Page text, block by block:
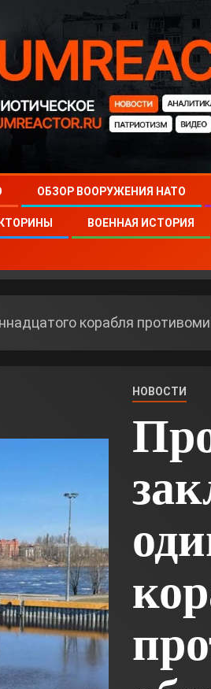
ОБЗОР ВООРУЖЕНИЯ НАТО
ВОЕННАЯ ИСТОРИЯ
корабля
НОВОСТИ